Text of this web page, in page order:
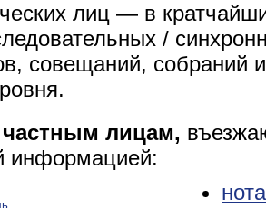
лиц — в
/
совещаний, собраний
частным лицам,
информацией: